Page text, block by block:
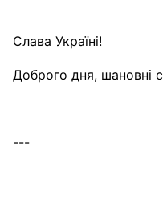
Слава Україні!
Доброго дня, шановні
---